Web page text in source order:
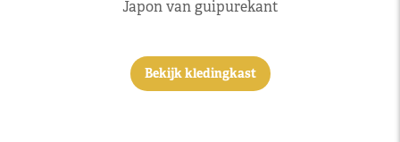
Japon van guipurekant
Bekijk kledingkast